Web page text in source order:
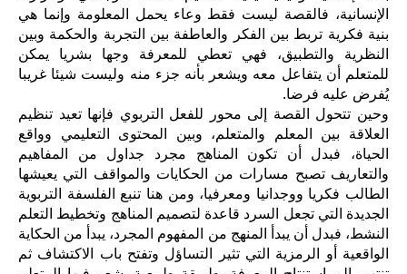
الإنسانية، فالقصة ليست فقط وعاء يحمل المعلومة وإنما هي
بنية فكرية تربط بين الفكر والعاطفة بين التجربة والحكمة وبين
النظرية والتطبيق، فهي تعطي للمعرفة وجها بشريا يمكن
للمتعلم أن يتفاعل معه ويشعر بأنه جزء منه وليست شيئا غريبا
يُفرض عليه فرضا.
وحين تتحول القصة إلى محور للفعل التربوي فإنها تعيد تنظيم
العلاقة بين المعلم والمتعلم، وبين المحتوى التعليمي وواقع
الحياة، فبدل أن تكون المناهج مجرد جداول من المفاهيم
والتعاريف تصبح مسارات من الحكايات والمواقف التي يعيشها
الطالب فكريا ووجدانيا ومعرفيا، ومن هنا تنبع الفلسفة التربوية
الجديدة التي تجعل السرد قاعدة لتصميم المناهج وتخطيط التعلم
النشط، فبدل أن يبدأ المنهج من المفهوم المجرد، يبدأ من الحكاية
الواقعية أو الرمزية التي تثير التساؤل وتفتح باب الاكتشاف ثم